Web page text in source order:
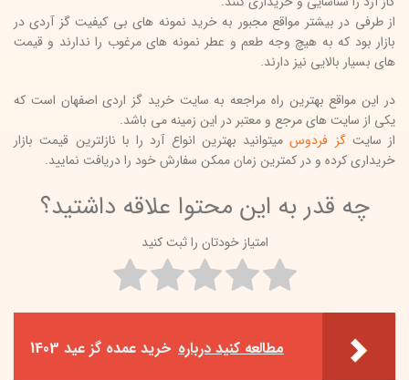
از طرفی در بیشتر مواقع مجبور به خرید نمونه های بی کیفیت گز آردی در
بازار بود که به هیچ وجه طعم و عطر نمونه های مرغوب را ندارند و قیمت
های بسیار بالایی نیز دارند.
در این مواقع بهترین راه مراجعه به سایت خرید گز اردی اصفهان است که
یکی از سایت های مرجع و معتبر در این زمینه می باشد.
از سایتگز فردوسمیتوانید بهترین انواع آرد را با نازلترین قیمت بازار
خریداری کرده و در کمترین زمان ممکن سفارش خود را دریافت نمایید.
چه قدر به این محتوا علاقه داشتید؟
امتیاز خودتان را ثبت کنید
مطالعه کنید درباره‌ خرید عمده گز عید 1403